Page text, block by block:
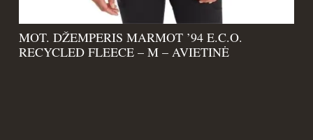
MOT. DŽEMPERIS MARMOT ’94 E.C.O.
RECYCLED FLEECE – M – AVIETINĖ